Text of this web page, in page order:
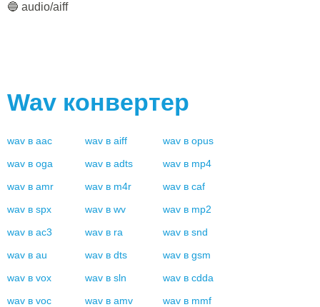
🔵 audio/aiff
Wav конвертер
wav в aac wav в aiff wav в opus
wav в oga wav в adts wav в mp4
wav в amr wav в m4r wav в caf
wav в spx wav в wv wav в mp2
wav в ac3 wav в ra wav в snd
wav в au wav в dts wav в gsm
wav в vox wav в sln wav в cdda
wav в voc wav в amv wav в mmf